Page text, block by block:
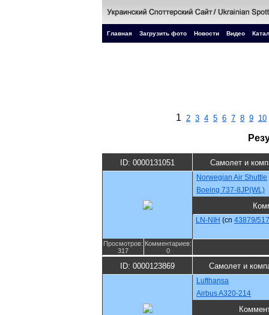
Главная Загрузить фото Новости Видео
1 2 3 4 5 6 7 8 9 10
ID: 0000131051 Самолет и
Norwegian Air Shuttle
Boeing 737-8JP(WL)
LN-NIH (cn 43879/
Просмотров:
317
Комментариев:
0
ID: 0000123869 Самолет и
Lufthansa
Airbus A320-214